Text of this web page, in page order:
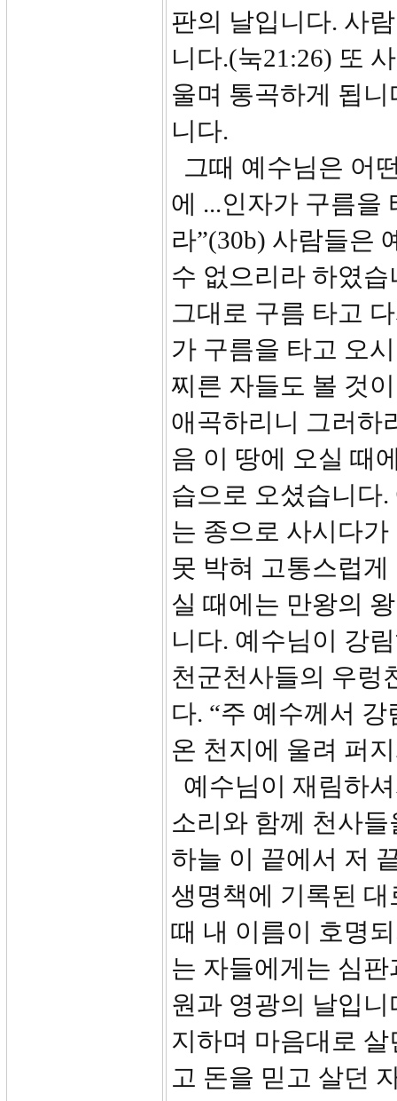
판의 날입니다. 사
니다.(눅21:26) 또
울며 통곡하게 됩
니다.
그때 예수님은 어
에 ...인자가 구름을
라”(30b) 사람들은
수 없으리라 하였
그대로 구름 타고
가 구름을 타고 오
찌른 자들도 볼 것
애곡하리니 그러하
음 이 땅에 오실 때
습으로 오셨습니다
는 종으로 사시다
못 박혀 고통스럽
실 때에는 만왕의
니다. 예수님이 강
천군천사들의 우렁
다. “주 예수께서
온 천지에 울려 퍼
예수님이 재림하
소리와 함께 천사
하늘 이 끝에서 저
생명책에 기록된
때 내 이름이 호명
는 자들에게는 심
원과 영광의 날입
지하며 마음대로
고 돈을 믿고 살던